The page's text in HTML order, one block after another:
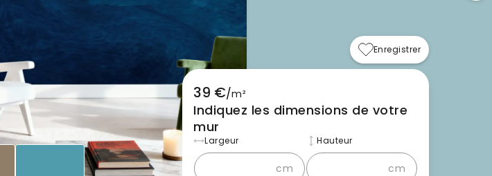
Enregistrer
39 €/m²
Indiquez les dimensions de votre
mur
Largeur
cm
Hauteur
cm